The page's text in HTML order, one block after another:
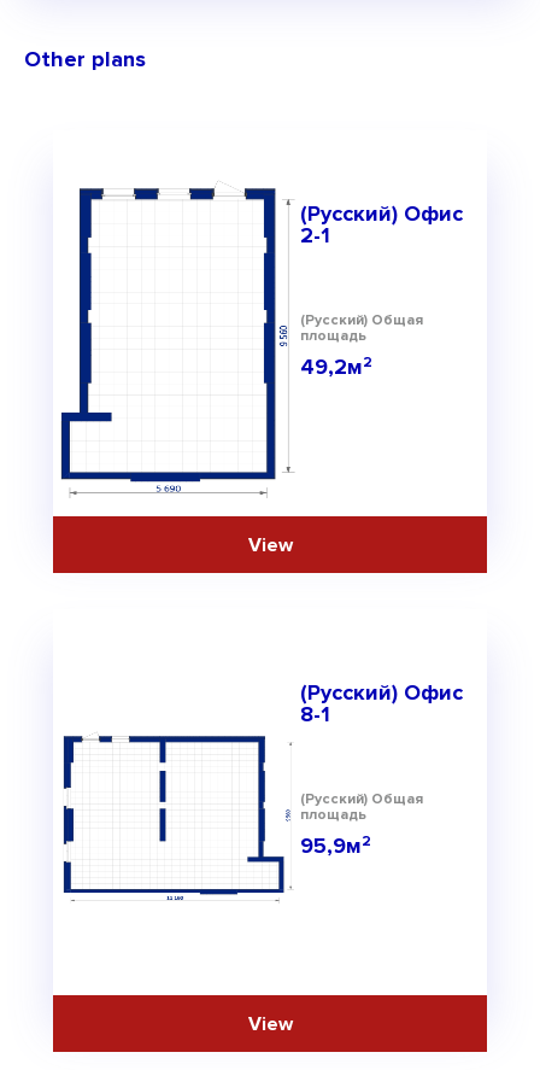
Other plans
(Русский) Офис
2-1
(Русский) Общая
площадь
49,2м2
(Русский) Офис
8-1
(Русский) Общая
площадь
95,9м2